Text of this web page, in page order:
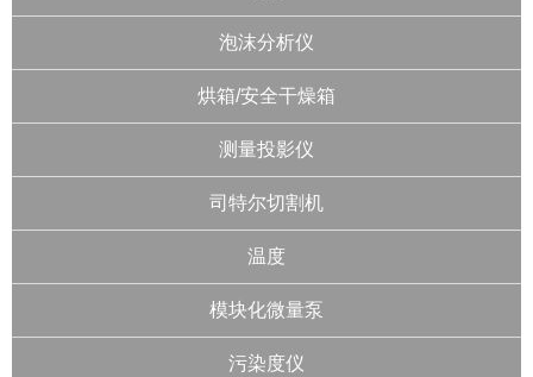
泡沫分析仪
烘箱/安全干燥箱
测量投影仪
司特尔切割机
温度
模块化微量泵
污染度仪